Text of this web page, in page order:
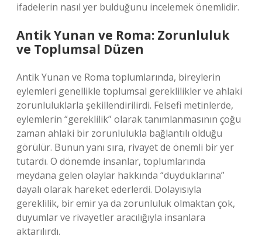
ifadelerin nasıl yer bulduğunu incelemek önemlidir.
Antik Yunan ve Roma: Zorunluluk
ve Toplumsal Düzen
Antik Yunan ve Roma toplumlarında, bireylerin
eylemleri genellikle toplumsal gereklilikler ve ahlaki
zorunluluklarla şekillendirilirdi. Felsefi metinlerde,
eylemlerin “gereklilik” olarak tanımlanmasının çoğu
zaman ahlaki bir zorunlulukla bağlantılı olduğu
görülür. Bunun yanı sıra, rivayet de önemli bir yer
tutardı. O dönemde insanlar, toplumlarında
meydana gelen olaylar hakkında “duyduklarına”
dayalı olarak hareket ederlerdi. Dolayısıyla
gereklilik, bir emir ya da zorunluluk olmaktan çok,
duyumlar ve rivayetler aracılığıyla insanlara
aktarılırdı.